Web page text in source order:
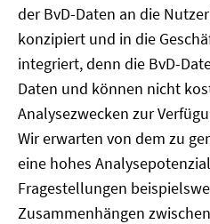
der BvD-Daten an die
konzipiert und in die
integriert, denn die BvD-
Daten und können nicht
Analysezwecken zur
Wir erwarten von dem zu
eine hohes
Fragestellungen
Zusammenhängen